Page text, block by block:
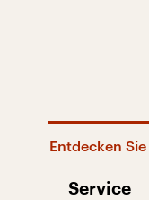
Entdecken
Service